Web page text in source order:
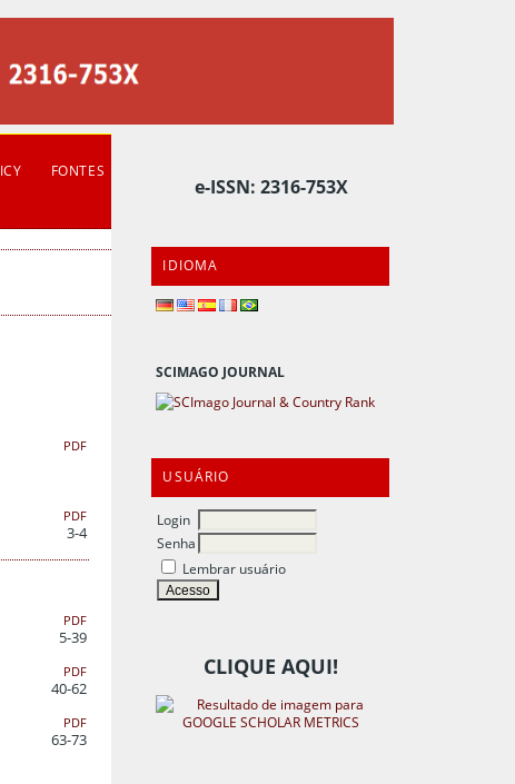
e-ISSN: 2316-753X
IDIOMA
SCIMAGO JOURNAL
USUÁRIO
Login
Senha
Lembrar usuário
CLIQUE AQUI!
FONTES
PDF
PDF
3-4
PDF
5-39
PDF
40-62
PDF
63-73